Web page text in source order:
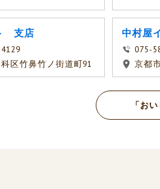
支店
区竹鼻竹ノ街道町91
中村屋
075-
京都
「お